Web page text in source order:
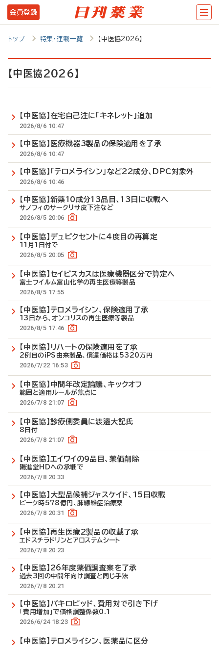
メ
イ
テ
に
動
会員登録
トップ 特集・連載一覧 【中医協2026】
【中医協2026】
【中医協】在宅自己注に「キネレット」追加
2026/8/6 10:47
【中医協】医療機器3製品の保険適用を了承
2026/8/6 10:47
【中医協】「テロメライシン」など22成分、DPC対象外
2026/8/6 10:46
【中医協】新薬10成分13品目、13日に収載へ
サノフィのサークリサ皮下注など
2026/8/5 20:06
【中医協】デュピクセントに4度目の再算定
11月1日付で
2026/8/5 20:05
【中医協】セイビスカスは医療機器区分で算定へ
富士フイルム富山化学の再生医療等製品
2026/8/5 17:55
【中医協】テロメライシン、保険適用了承
13日から、オンコリスの再生医療等製品
2026/8/5 17:46
【中医協】リハートの保険適用を了承
2例目のiPS由来製品、償還価格は5320万円
2026/7/22 16:53
【中医協】中間年改定論議、キックオフ
範囲と適用ルールが焦点に
2026/7/8 21:07
【中医協】診療側委員に渡邊大記氏
8日付
2026/7/8 21:07
【中医協】エイワイの9品目、薬価削除
陽進堂HDへの承継で
2026/7/8 20:33
【中医協】大型品候補ジャスケイド、15日収載
ピーク時578億円、肺線維症治療薬
2026/7/8 20:31
【中医協】再生医療2製品の収載了承
エドスチラドリンとアロステムシート
2026/7/8 20:23
【中医協】26年度薬価調査案を了承
過去3回の中間年向け調査と同じ手法
2026/7/8 20:21
【中医協】パキロビッド、費用対で引き下げ
「費用増加」で価格調整係数0.1
2026/6/24 18:23
【中医協】テロメライシン、医薬品に区分